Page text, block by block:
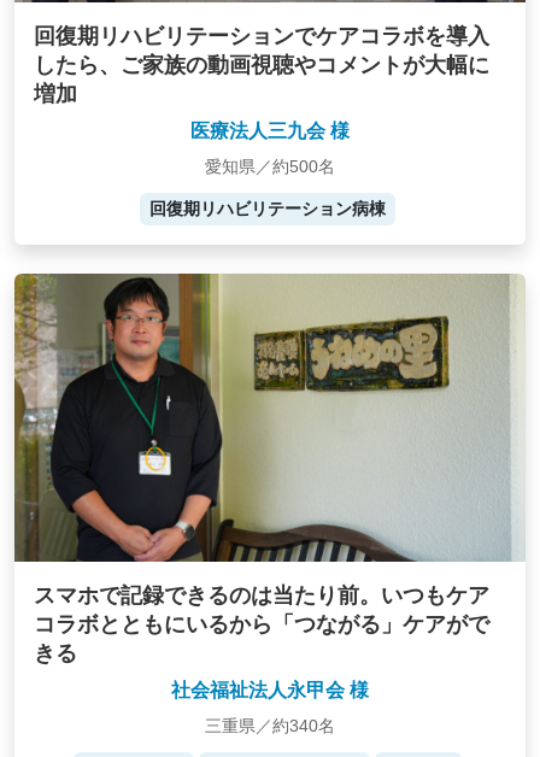
回復期リハビリテーションでケアコラボを導入
したら、ご家族の動画視聴やコメントが大幅に
増加
医療法人三九会 様
愛知県／約500名
回復期リハビリテーション病棟
スマホで記録できるのは当たり前。いつもケア
コラボとともにいるから「つながる」ケアがで
きる
社会福祉法人永甲会 様
三重県／約340名